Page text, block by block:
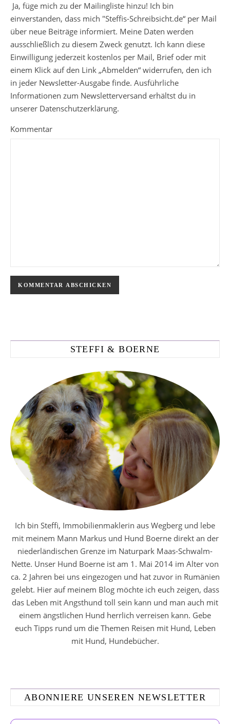
Ja, füge mich zu der Mailingliste hinzu! Ich bin
einverstanden, dass mich "Steffis-Schreibsicht.de“ per Mail
über neue Beiträge informiert. Meine Daten werden
ausschließlich zu diesem Zweck genutzt. Ich kann diese
Einwilligung jederzeit kostenlos per Mail, Brief oder mit
einem Klick auf den Link „Abmelden“ widerrufen, den ich
in jeder Newsletter-Ausgabe finde. Ausführliche
Informationen zum Newsletterversand erhältst du in
unserer Datenschutzerklärung.
Kommentar
STEFFI & BOERNE
Ich bin Steffi, Immobilienmaklerin aus Wegberg und lebe
mit meinem Mann Markus und Hund Boerne direkt an der
niederländischen Grenze im Naturpark Maas-Schwalm-
Nette. Unser Hund Boerne ist am 1. Mai 2014 im Alter von
ca. 2 Jahren bei uns eingezogen und hat zuvor in Rumänien
gelebt. Hier auf meinem Blog möchte ich euch zeigen, dass
das Leben mit Angsthund toll sein kann und man auch mit
einem ängstlichen Hund herrlich verreisen kann. Gebe
euch Tipps rund um die Themen Reisen mit Hund, Leben
mit Hund, Hundebücher.
ABONNIERE UNSEREN NEWSLETTER